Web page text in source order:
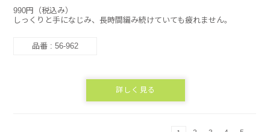
990円（税込み）
しっくりと手になじみ、長時間編み続けていても疲れません。
品番 : 56-962
詳しく見る